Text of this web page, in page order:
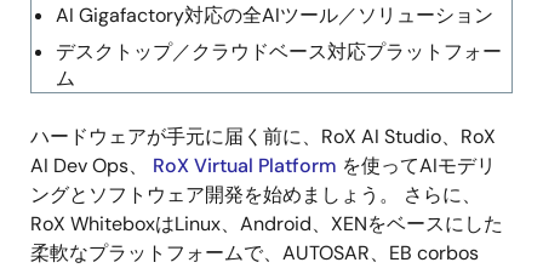
AI Gigafactory対応の全AIツール／ソリューション
デスクトップ／クラウドベース対応プラットフォー
ム
ハードウェアが手元に届く前に、RoX AI Studio、RoX
AI Dev Ops、 RoX Virtual Platform を使ってAIモデリ
ングとソフトウェア開発を始めましょう。 さらに、
RoX WhiteboxはLinux、Android、XENをベースにした
柔軟なプラットフォームで、AUTOSAR、EB corbos